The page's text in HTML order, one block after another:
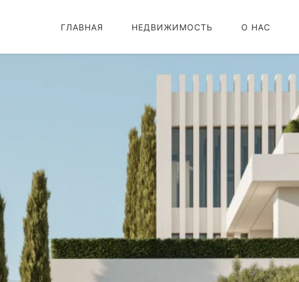
ГЛАВНАЯ НЕДВИЖИМОСТЬ О НАС